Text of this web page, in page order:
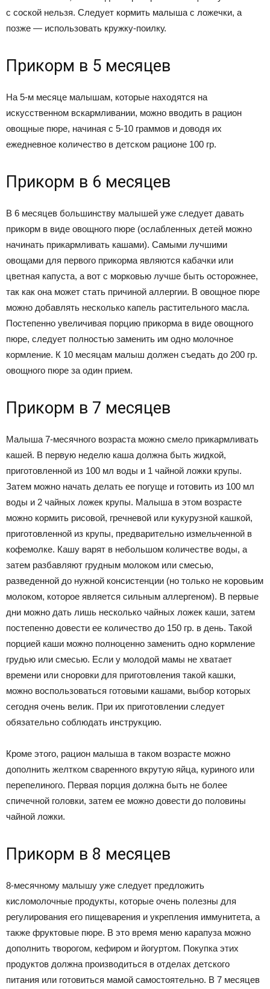
с соской нельзя. Следует кормить малыша с ложечки, а
позже — использовать кружку-поилку.
Прикорм в 5 месяцев
На 5-м месяце малышам, которые находятся на
искусственном вскармливании, можно вводить в рацион
овощные пюре, начиная с 5-10 граммов и доводя их
ежедневное количество в детском рационе 100 гр.
Прикорм в 6 месяцев
В 6 месяцев большинству малышей уже следует давать
прикорм в виде овощного пюре (ослабленных детей можно
начинать прикармливать кашами). Самыми лучшими
овощами для первого прикорма являются кабачки или
цветная капуста, а вот с морковью лучше быть осторожнее,
так как она может стать причиной аллергии. В овощное пюре
можно добавлять несколько капель растительного масла.
Постепенно увеличивая порцию прикорма в виде овощного
пюре, следует полностью заменить им одно молочное
кормление. К 10 месяцам малыш должен съедать до 200 гр.
овощного пюре за один прием.
Прикорм в 7 месяцев
Малыша 7-месячного возраста можно смело прикармливать
кашей. В первую неделю каша должна быть жидкой,
приготовленной из 100 мл воды и 1 чайной ложки крупы.
Затем можно начать делать ее погуще и готовить из 100 мл
воды и 2 чайных ложек крупы. Малыша в этом возрасте
можно кормить рисовой, гречневой или кукурузной кашкой,
приготовленной из крупы, предварительно измельченной в
кофемолке. Кашу варят в небольшом количестве воды, а
затем разбавляют грудным молоком или смесью,
разведенной до нужной консистенции (но только не коровьим
молоком, которое является сильным аллергеном). В первые
дни можно дать лишь несколько чайных ложек каши, затем
постепенно довести ее количество до 150 гр. в день. Такой
порцией каши можно полноценно заменить одно кормление
грудью или смесью. Если у молодой мамы не хватает
времени или сноровки для приготовления такой кашки,
можно воспользоваться готовыми кашами, выбор которых
сегодня очень велик. При их приготовлении следует
обязательно соблюдать инструкцию.
Кроме этого, рацион малыша в таком возрасте можно
дополнить желтком сваренного вкрутую яйца, куриного или
перепелиного. Первая порция должна быть не более
спичечной головки, затем ее можно довести до половины
чайной ложки.
Прикорм в 8 месяцев
8-месячному малышу уже следует предложить
кисломолочные продукты, которые очень полезны для
регулирования его пищеварения и укрепления иммунитета, а
также фруктовые пюре. В это время меню карапуза можно
дополнить творогом, кефиром и йогуртом. Покупка этих
продуктов должна производиться в отделах детского
питания или готовиться мамой самостоятельно. В 7 месяцев